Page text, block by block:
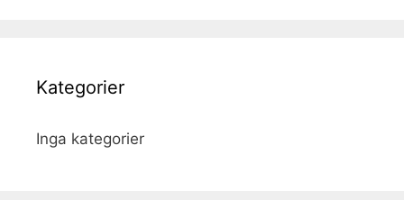
Kategorier
Inga kategorier